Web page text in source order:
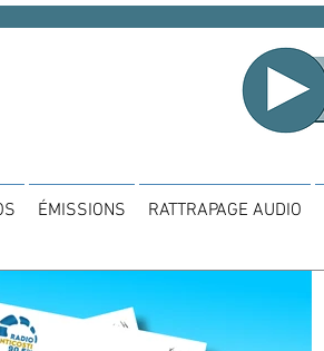
ÉMISSIONS RATTRAPAGE AUDIO